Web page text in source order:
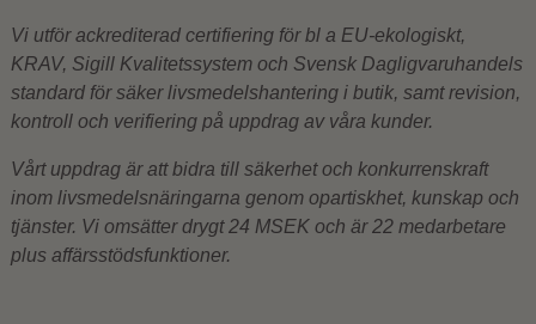
Vi utför ackrediterad certifiering för bl a EU-ekologiskt,
KRAV, Sigill Kvalitetssystem och Svensk Dagligvaruhandels
standard för säker livsmedelshantering i butik, samt revision,
kontroll och verifiering på uppdrag av våra kunder.
Vårt uppdrag är att bidra till säkerhet och konkurrenskraft
inom livsmedelsnäringarna genom opartiskhet, kunskap och
tjänster. Vi omsätter drygt 24 MSEK och är 22 medarbetare
plus affärsstödsfunktioner.